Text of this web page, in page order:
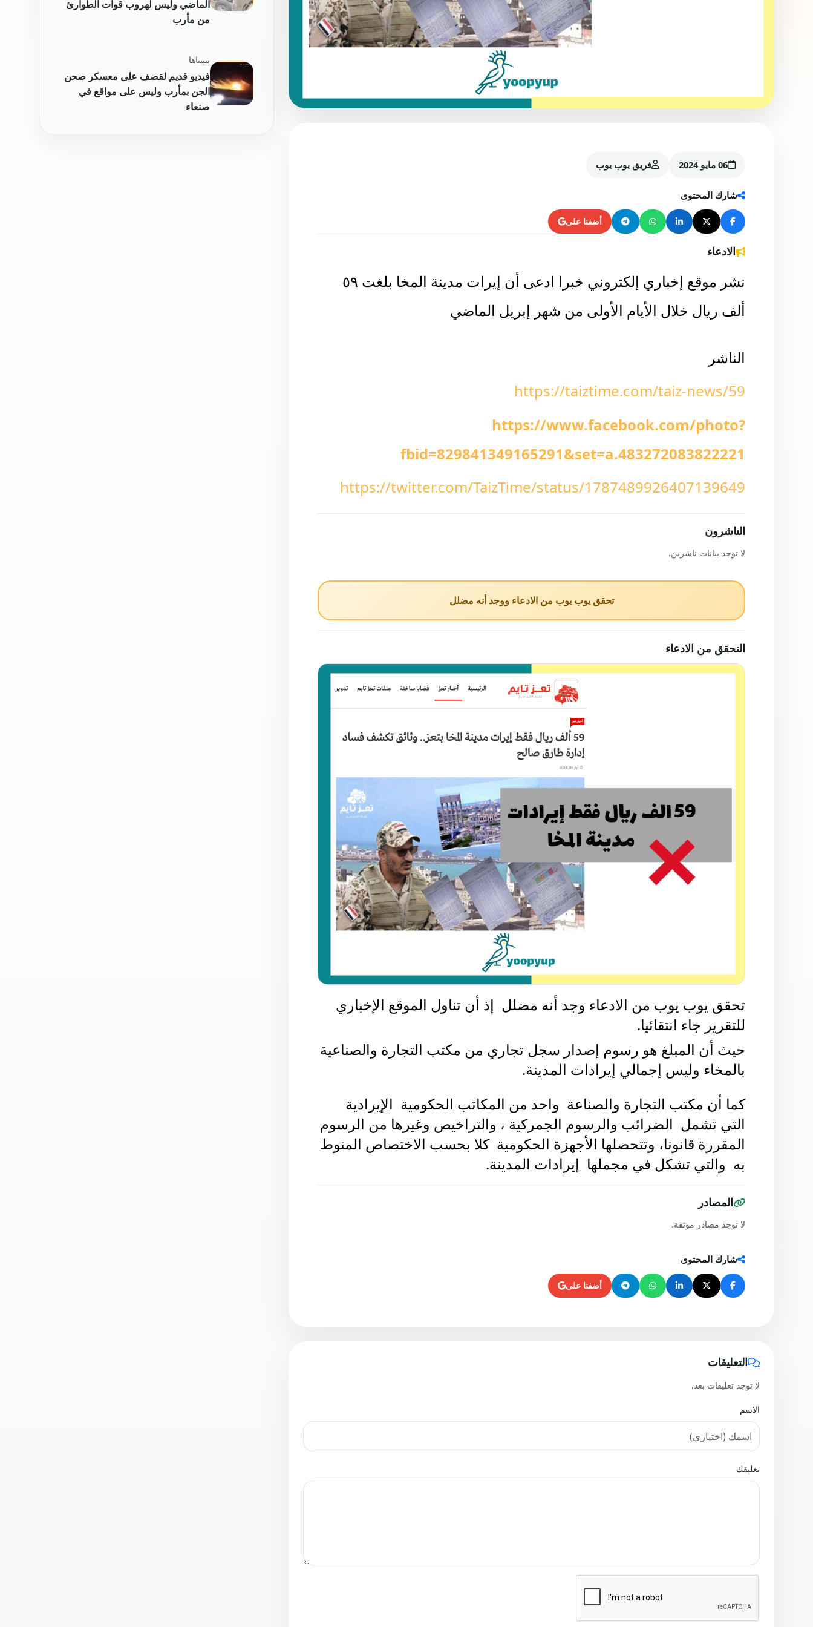
06 مايو 2024 فريق يوب يوب
شارك المحتوى
أضفنا على
الادعاء
نشر موقع إخباري إلكتروني خبرا ادعى أن إيرات مدينة المخا بلغت ٥٩
ألف ريال خلال الأيام الأولى من شهر إبريل الماضي
الناشر
https://taiztime.com/taiz-news/59
https://www.facebook.com/photo?
fbid=829841349165291&set=a.483272083822221
https://twitter.com/TaizTime/status/1787489926407139649
الناشرون
لا توجد بيانات ناشرين.
تحقق يوب يوب من الادعاء ووجد أنه مضلل
التحقق من الادعاء
للتقرير جاء انتقائيا.
بالمخاء وليس إجمالي إيرادات المدينة.
به  والتي تشكل في مجملها  إيرادات المدينة.
المصادر
لا توجد مصادر موثقة.
شارك المحتوى
أضفنا على
التعليقات
لا توجد تعليقات بعد.
الاسم
تعليقك
الماضي وليس لهروب قوات الطوارئ
من مأرب
يبيبناها
فيديو قديم لقصف على معسكر صحن
الجن بمأرب وليس على مواقع في
صنعاء